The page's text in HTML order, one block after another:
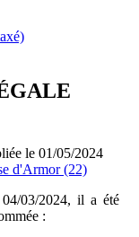
le 01/05/2024
d'Armor (22)
03/2024, il a été
: